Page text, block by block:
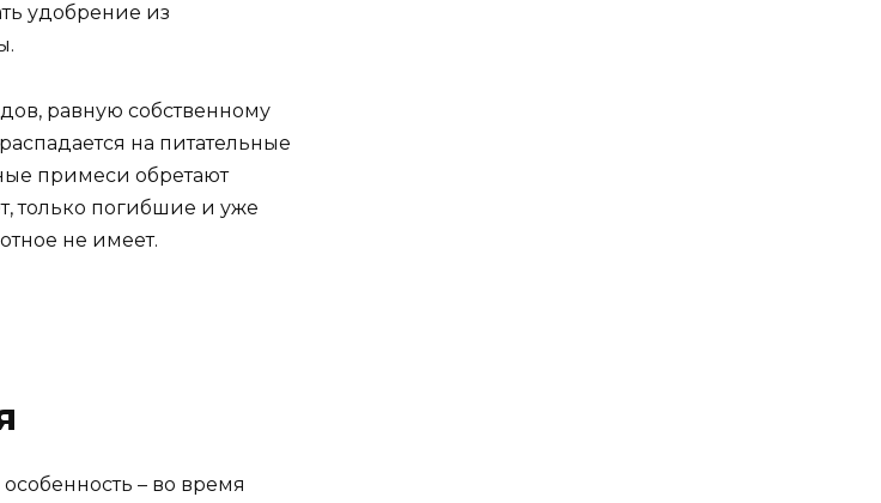
удобрение из
равную собственному
на питательные
примеси обретают
только погибшие и уже
не имеет.
– во время